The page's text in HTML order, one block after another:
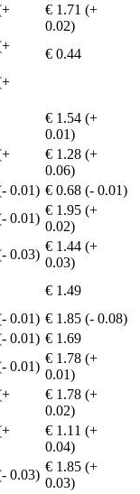
€ 1.71 (+
0.02)
€ 0.44
€ 1.54 (+
0.01)
€ 1.28 (+
0.06)
0.01) € 0.68 (- 0.01)
0.01)
€ 1.95 (+
0.02)
0.03)
€ 1.44 (+
0.03)
€ 1.49
0.01) € 1.85 (- 0.08)
0.01) € 1.69
0.01)
€ 1.78 (+
0.01)
€ 1.78 (+
0.02)
€ 1.11 (+
0.04)
0.03)
€ 1.85 (+
0.03)